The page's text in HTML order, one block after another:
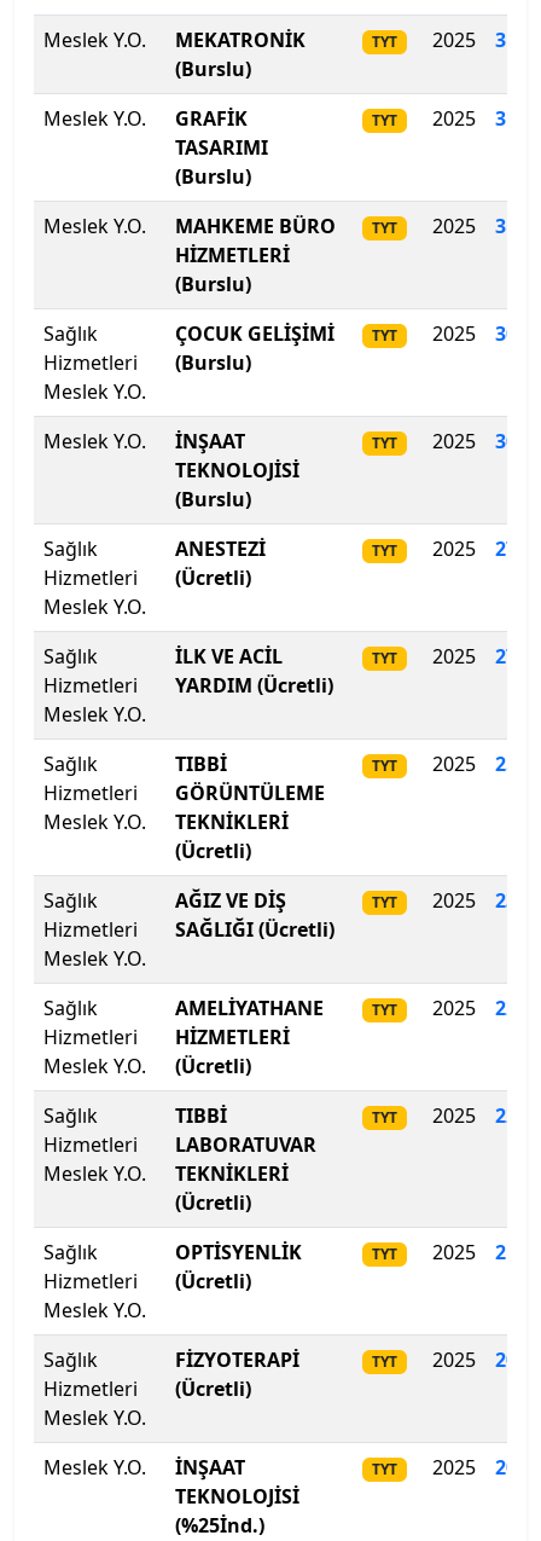
İstanbul Teknik Üniversitesi
İstanbul Ticaret Üniversitesi
İstanbul Topkapı Üniversitesi
İstanbul Üniversitesi
İstanbul Üniversitesi-Cerrahpaşa
İstanbul Yeni Yüzyıl Üniversitesi
İstinye Üniversitesi
İTÜ-KKTC Eğitim Araştırma Yerleşkesi
İzmir Bakırçay Üniversitesi
İzmir Demokrasi Üniversitesi
İzmir Ekonomi Üniversitesi
İzmir Katip Çelebi Üniversitesi
İzmir Kavram Meslek Y.O.
İzmir Tınaztepe Üniversitesi
İzmir Yüksek Teknoloji Enstitüsü
Kadir Has Üniversitesi
Kafkas Üniversitesi
Kahramanmaraş İstiklal Üniversitesi
Kahramanmaraş Sütçü İmam Üniversitesi
Kahramanmaraş Sütçü İmam Üniversitesi
Kapadokya Üniversitesi
Kapadokya Üniversitesi
Karabük Üniversitesi
Karadeniz Teknik Üniversitesi
Karamanoğlu Mehmetbey Üniversitesi
Kastamonu Üniversitesi
Meslek Y.O.
MEKATRONİK
(Burslu)
TYT 2025
Meslek Y.O.
GRAFİK
TASARIMI
(Burslu)
TYT 2025
Meslek Y.O.
MAHKEME BÜRO
HİZMETLERİ
(Burslu)
TYT 2025
Sağlık
Hizmetleri
Meslek Y.O.
ÇOCUK GELİŞİMİ
(Burslu)
TYT 2025
Meslek Y.O.
İNŞAAT
TEKNOLOJİSİ
(Burslu)
TYT 2025 305
Sağlık
Hizmetleri
Meslek Y.O.
ANESTEZİ
(Ücretli)
TYT 2025 274
Sağlık
Hizmetleri
Meslek Y.O.
İLK VE ACİL
YARDIM (Ücretli)
TYT 2025 273
Sağlık
Hizmetleri
Meslek Y.O.
TIBBİ
GÖRÜNTÜLEME
TEKNİKLERİ
(Ücretli)
TYT 2025
Sağlık
Hizmetleri
Meslek Y.O.
AĞIZ VE DİŞ
SAĞLIĞI (Ücretli)
TYT 2025 235
Sağlık
Hizmetleri
Meslek Y.O.
AMELİYATHANE
HİZMETLERİ
(Ücretli)
TYT 2025 228
Sağlık
Hizmetleri
Meslek Y.O.
TIBBİ
LABORATUVAR
TEKNİKLERİ
(Ücretli)
TYT 2025
Sağlık
Hizmetleri
Meslek Y.O.
OPTİSYENLİK
(Ücretli)
TYT 2025 217
Sağlık
Hizmetleri
Meslek Y.O.
FİZYOTERAPİ
(Ücretli)
TYT 2025 209
Meslek Y.O.
İNŞAAT
TEKNOLOJİSİ
(%25İnd.)
TYT 2025 203